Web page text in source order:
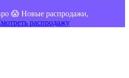
😱 Новые распродажи,
распродажу